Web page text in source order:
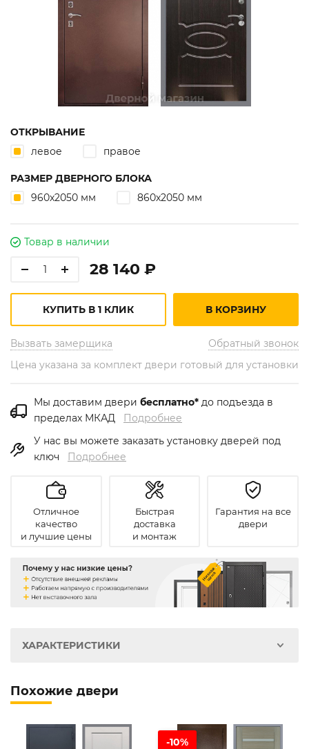
ОТКРЫВАНИЕ
левое
правое
РАЗМЕР ДВЕРНОГО БЛОКА
960х2050 мм
860х2050 мм
Товар в наличии
28 140 ₽
Вызвать замерщика Обратный звонок
КУПИТЬ В 1 КЛИК В КОРЗИНУ
Цена указана за комплект двери готовый для установки
Мы доставим двери бесплатно* до подъезда в
пределах МКАД Подробнее
У нас вы можете заказать установку дверей под
ключ Подробнее
Отличное
качество
и лучшие цены
Быстрая
доставка
и монтаж
Гарантия на все
двери
ХАРАКТЕРИСТИКИ
Похожие двери
-10%